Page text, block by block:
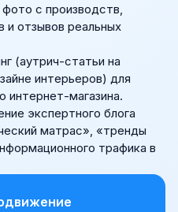
с производств,
и отзывов реальных
(аутрич-статьи на
интерьеров) для
интернет-магазина.
экспертного блога
матрас», «тренды
трафика в